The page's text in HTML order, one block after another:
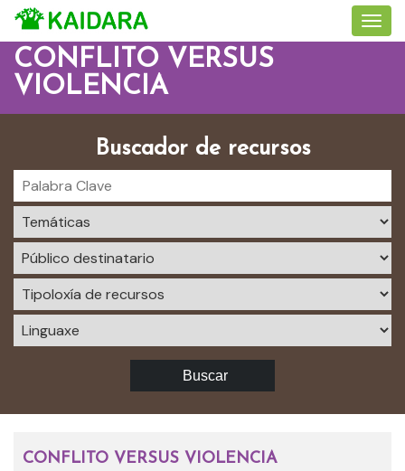
CONFLITO VERSUS
VIOLENCIA
Buscador de recursos
Buscar
CONFLITO VERSUS VIOLENCIA